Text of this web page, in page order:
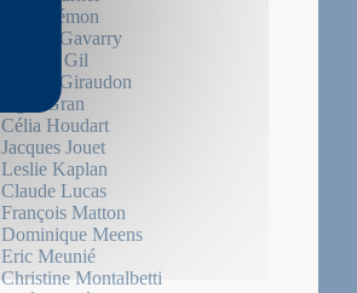
Jean Frémon
Gérard Gavarry
Isabelle Gil
Liliane Giraudon
Iegor Gran
Célia Houdart
Jacques Jouet
Leslie Kaplan
Claude Lucas
François Matton
Dominique Meens
Eric Meunié
Christine Montalbetti